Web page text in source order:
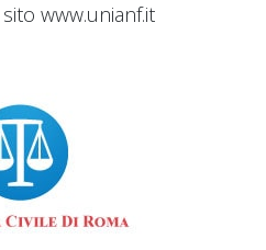
www.unianf.it